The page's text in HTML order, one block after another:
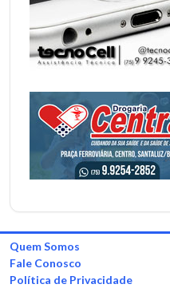
Quem Somos
Fale Conosco
Política de Privacidade